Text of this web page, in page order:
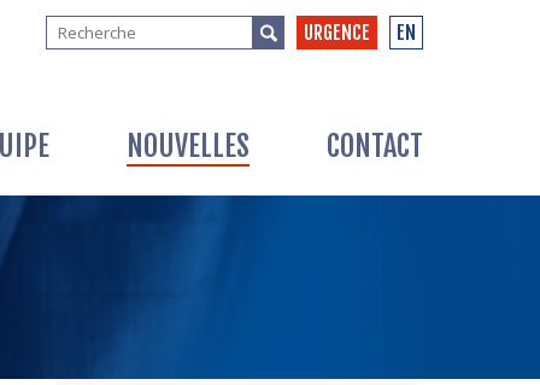
URGENCE EN
NOUVELLES CONTACT